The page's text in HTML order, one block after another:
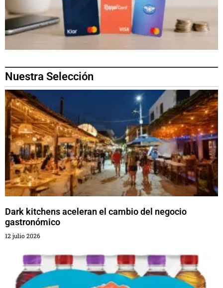
Nuestra Selección
Dark kitchens aceleran el cambio del negocio
gastronómico
12 julio 2026